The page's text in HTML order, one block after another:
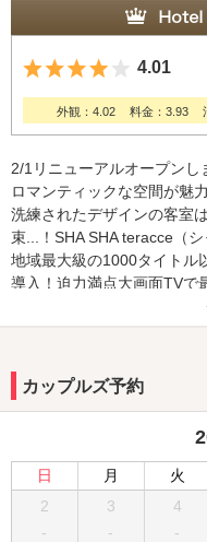
5つ星のう
4.01
外観：4.02 料金：3.93
2/1リニューアルオープンし
ロマンティックな空間が魅力
洗練されたデザインの客室
束...！SHA SHA teracce（
地域最大級の1000タイトル
導入！迫力満点大画面TVで
見放題で楽しむことができ
カップルズ予約
日 月 火
2
-
3
-
4
-